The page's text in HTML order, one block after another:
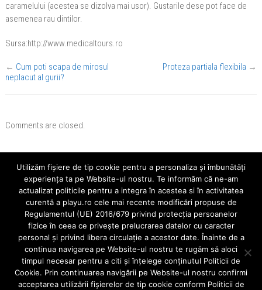
caramelului (acestea se dizolva mai usor). Gustarile dese pot face de
asemenea rau dintilor.
Sursa:http://www.medicaltours.ro
← Cum poti scapa de mirosul
neplacut al gurii?
Proteza partiala flexibila →
Comments are closed.
Cauta
Ultimele Articole
Aparatele mobile
Când alegem o fațeta dentară?
Utilizăm fişiere de tip cookie pentru a personaliza și îmbunătăți
experiența ta pe Website-ul nostru. Te informăm că ne-am
actualizat politicile pentru a integra în acestea si în activitatea
curentă a playu.ro cele mai recente modificări propuse de
Regulamentul (UE) 2016/679 privind protecția persoanelor
fizice în ceea ce privește prelucrarea datelor cu caracter
personal și privind libera circulație a acestor date. Înainte de a
continua navigarea pe Website-ul nostru te rugăm să aloci
timpul necesar pentru a citi și înțelege conținutul Politicii de
Cookie. Prin continuarea navigării pe Website-ul nostru confirmi
acceptarea utilizării fişierelor de tip cookie conform Politicii de